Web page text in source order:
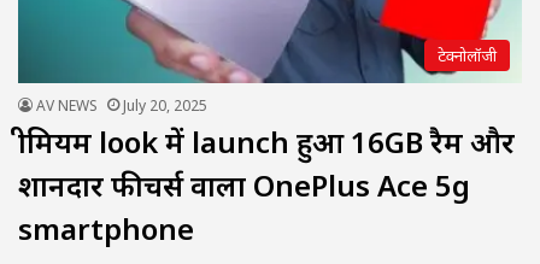
टेक्नोलॉजी
AV NEWS July 20, 2025
प्रीमियम look में launch हुआ 16GB रैम और
शानदार फीचर्स वाला OnePlus Ace 5g
smartphone